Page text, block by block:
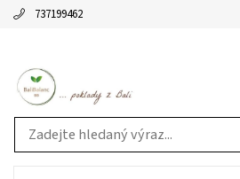
737199462